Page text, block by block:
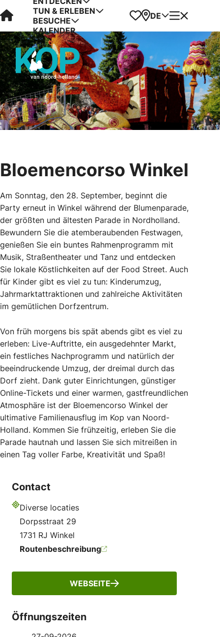
Visit Kop van Holland
TUN & ERLEBEN
BESUCHE
KALENDER
Favoriten
Karte
DE Menü
Bloemencorso Winkel
Am Sonntag, den 28. September, beginnt die
Party erneut in Winkel während der Blumenparade,
der größten und ältesten Parade in Nordholland.
Bewundern Sie die atemberaubenden Festwagen,
genießen Sie ein buntes Rahmenprogramm mit
Musik, Straßentheater und Tanz und entdecken
Sie lokale Köstlichkeiten auf der Food Street. Auch
für Kinder gibt es viel zu tun: Kinderumzug,
Jahrmarktattraktionen und zahlreiche Aktivitäten
im gemütlichen Dorfzentrum.
Von früh morgens bis spät abends gibt es viel zu
erleben: Live-Auftritte, ein ausgedehnter Markt,
ein festliches Nachprogramm und natürlich der
beeindruckende Umzug, der dreimal durch das
Dorf zieht. Dank guter Einrichtungen, günstiger
Online-Tickets und einer warmen, gastfreundlichen
Atmosphäre ist der Bloemencorso Winkel der
ultimative Familienausflug im Kop van Noord-
Holland. Kommen Sie frühzeitig, erleben Sie die
Parade hautnah und lassen Sie sich mitreißen in
einen Tag voller Farbe, Kreativität und Spaß!
Contact
Diverse locaties
Dorpsstraat 29
1731 RJ Winkel
Routenbeschreibung
WEBSEITE
Öffnungszeiten